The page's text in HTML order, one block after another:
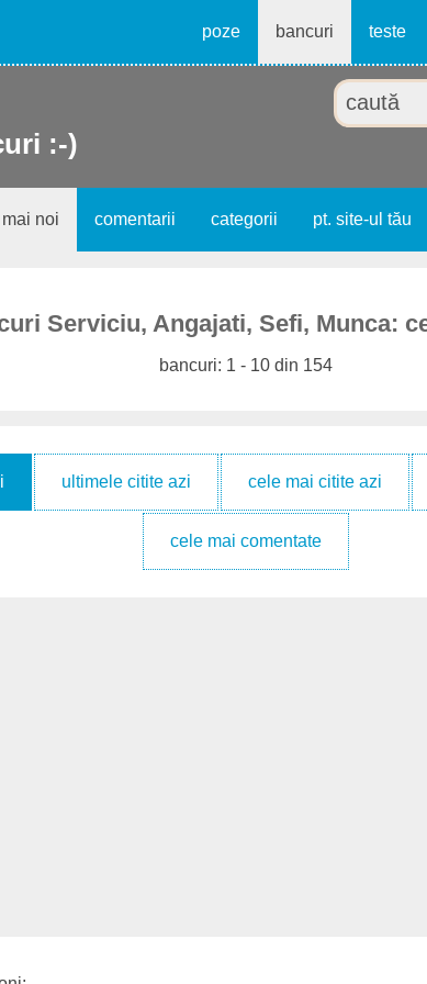
poze bancuri teste
:-)
noi comentarii categorii pt. site-ul tău
Serviciu, Angajati, Sefi, Munca:
bancuri: 1 - 10 din 154
ultimele citite azi cele mai citite azi
cele mai comentate